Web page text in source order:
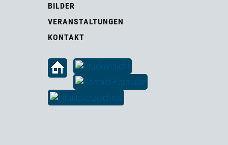
BILDER
VERANSTALTUNGEN
KONTAKT